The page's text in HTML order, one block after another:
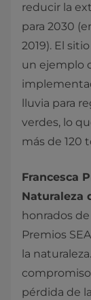
reducir la
para 2030
2019). El
un ejemplo
lluvia para
verdes, lo
más de 120
Francesca
Naturaleza
honrados
Premios
la
pérdida de